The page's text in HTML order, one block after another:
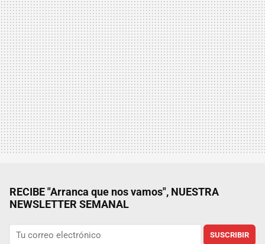
RECIBE "Arranca que nos vamos", NUESTRA
NEWSLETTER SEMANAL
SUSCRIBIR